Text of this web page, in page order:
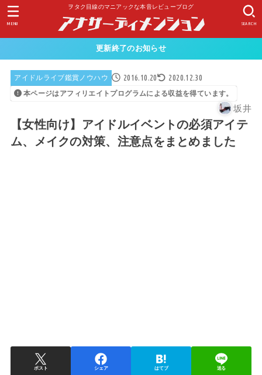
ヲタク目線のマニアックな本音レビューブログ
SEARCH
MENU
更新終了のお知らせ
アイドルライブ鑑賞ノウハウ 2016.10.20 2020.12.30
本ページはアフィリエイトプログラムによる収益を得ています。
坂井
【女性向け】アイドルイベントの必須アイテ
ム、メイクの対策、注意点をまとめました
ポスト シェア はてブ 送る